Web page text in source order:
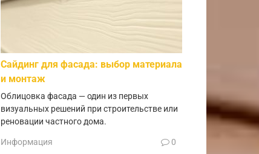
Сайдинг для фасада: выбор материала
и монтаж
Облицовка фасада — один из первых
визуальных решений при строительстве или
реновации частного дома.
Информация 0